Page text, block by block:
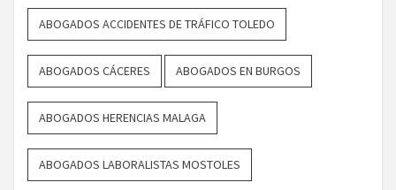
ABOGADOS ACCIDENTES DE TRÁFICO TOLEDO
ABOGADOS CÁCERES ABOGADOS EN BURGOS
ABOGADOS HERENCIAS MALAGA
ABOGADOS LABORALISTAS MOSTOLES